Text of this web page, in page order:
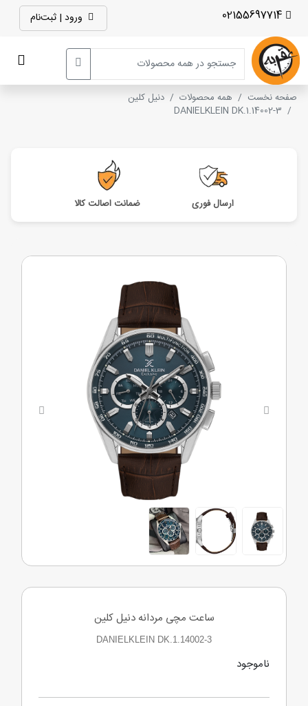
ورود | ثبت‌نام
صفحه نخست همه محصولات
دنیل کلین
DANIELKLEIN DK.1.14002-3
ارسال فوری ضمانت اصالت کالا
Previous
Next
ساعت مچی مردانه دنیل کلین
DANIELKLEIN DK.1.14002-3
ناموجود